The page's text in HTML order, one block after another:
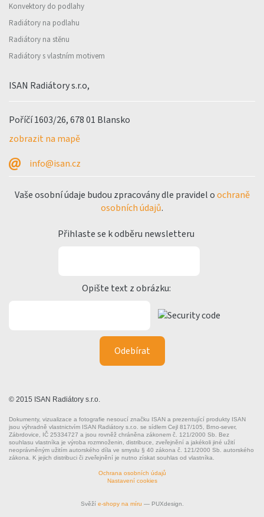
Konvektory do podlahy
Radiátory na podlahu
Radiátory na stěnu
Radiátory s vlastním motivem
ISAN Radiátory s.r.o,
Poříčí 1603/26, 678 01 Blansko
zobrazit na mapě
info@isan.cz
Vaše osobní údaje budou zpracovány dle pravidel oochraně
osobních údajů.
Přihlaste se k odběru newsletteru
Opište text z obrázku:
© 2015 ISAN Radiátory s.r.o.
Dokumenty, vizualizace a fotografie nesoucí značku ISAN a prezentující produkty ISAN
jsou výhradně vlastnictvím ISAN Radiátory s.r.o. se sídlem Cejl 817/105, Brno-sever,
Zábrdovice, IČ 25334727 a jsou rovněž chráněna zákonem č. 121/2000 Sb. Bez
souhlasu vlastníka je výroba rozmnoženin, distribuce, zveřejnění a jakékoli jiné užití
neoprávněným užitím autorského díla ve smyslu § 40 zákona č. 121/2000 Sb. autorského
zákona. K jejich distribuci či zveřejnění je nutno získat souhlas od vlastníka.
Ochrana osobních údajů
Nastavení cookies
Svěží e-shopy na míru — PUXdesign.